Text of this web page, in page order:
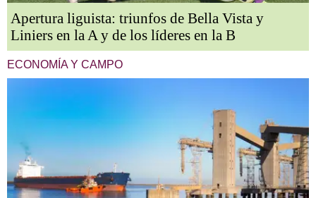
Apertura liguista: triunfos de Bella Vista y
Liniers en la A y de los líderes en la B
ECONOMÍA Y CAMPO